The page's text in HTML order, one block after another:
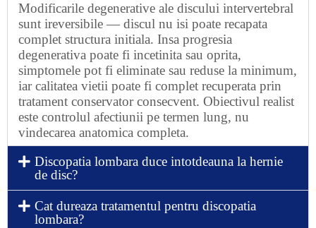
Modificarile degenerative ale discului intervertebral
sunt ireversibile — discul nu isi poate recapata
complet structura initiala. Insa progresia
degenerativa poate fi incetinita sau oprita,
simptomele pot fi eliminate sau reduse la minimum,
iar calitatea vietii poate fi complet recuperata prin
tratament conservator consecvent. Obiectivul realist
este controlul afectiunii pe termen lung, nu
vindecarea anatomica completa.
Discopatia lombara duce intotdeauna la hernie
de disc?
Cat dureaza tratamentul pentru discopatia
lombara?